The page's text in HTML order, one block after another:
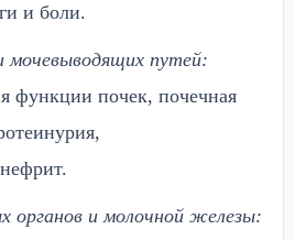
и боли.
мочевыводящих путей:
функции почек, почечная
органов и молочной железы: